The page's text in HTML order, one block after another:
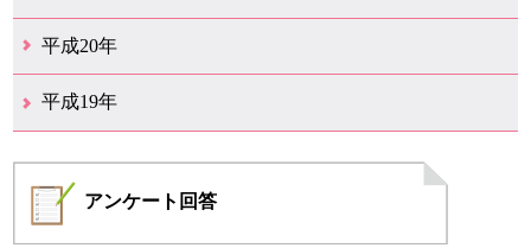
12月（4）
11月（3）
10月（7）
9月（5）
8月（7）
7月（9）
6月（13）
5月（9）
4月（22）
3月（9）
2月（8）
平成20年
12月（6）
11月（4）
10月（6）
9月（4）
8月（1）
7月（6）
6月（1）
5月（1）
4月（1）
3月（2）
2月（4）
1月（2）
平成19年
アンケート 回答